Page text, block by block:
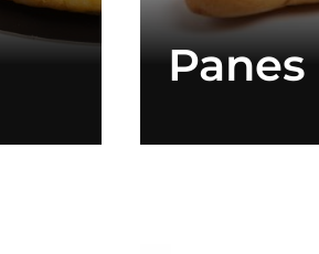
Panes